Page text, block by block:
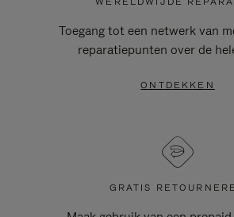
Toegang tot een netwerk van
reparatiepunten over de
ONTDEKKEN
GRATIS